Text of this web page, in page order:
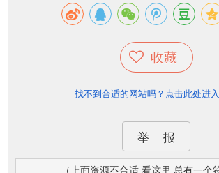
收藏
找不到合适的网站吗？点击此处进
举 报
（上面资源不合适 看这里 总有一个